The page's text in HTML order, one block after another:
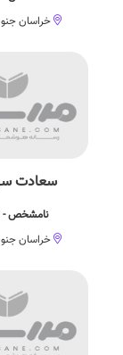
خراسان
سعادت
نامشخص -
خراسان